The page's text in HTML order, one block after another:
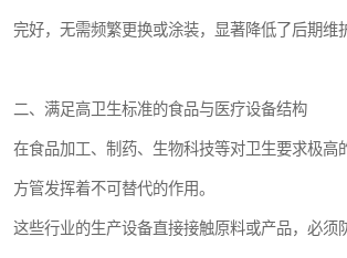
完好，无需频繁更换或涂装，显著降低了后期维
二、满足高卫生标准的食品与医疗设备结构
在食品加工、制药、生物科技等对卫生要求极高
方管发挥着不可替代的作用。
这些行业的生产设备直接接触原料或产品，必须